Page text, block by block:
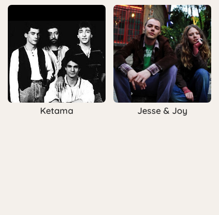
Ketama Jesse & Joy